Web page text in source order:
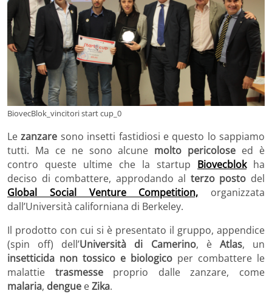
BiovecBlok_vincitori start cup_0
Lezanzare sono insetti fastidiosi e questo lo sappiamo
tutti. Ma ce ne sono alcune molto pericolose ed è
contro queste ultime che la startup Biovecblok ha
deciso di combattere, approdando al terzo posto del
Global Social Venture Competition, organizzata
dall’Università californiana di Berkeley.
Il prodotto con cui si è presentato il gruppo, appendice
(spin off) dell’Università di Camerino, è Atlas, un
insetticida non tossico e biologico per combattere le
malattie trasmesseproprio dalle zanzare, come
malaria, dengue eZika.